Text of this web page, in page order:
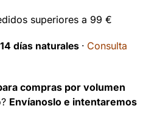
superiores a 99 €
días naturales · Consulta
compras por volumen
Envíanoslo e intentaremos